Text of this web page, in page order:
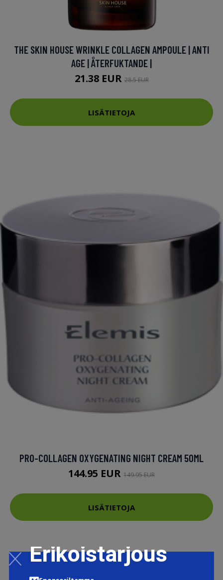
THE SKIN HOUSE WRINKLE COLLAGEN AMPOULE | ANTI
AGE | ÅTERFUKTANDE |
21.38 EUR28.5 EUR
LISÄTIETOJA
PRO-COLLAGEN OXYGENATING NIGHT CREAM 50ML
144.95 EUR 149.95 EUR
LISÄTIETOJA
Erikoistarjous